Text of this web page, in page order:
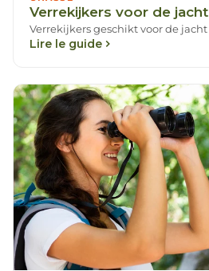
Verrekijkers voor de jacht
Verrekijkers geschikt voor de jacht
Lire le guide